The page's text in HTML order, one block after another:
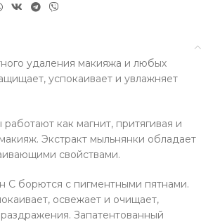
удаления макияжа и любых
успокаивает и увлажняет
как магнит, притягивая и
Экстракт мыльнянки обладает
свойствами.
С борются с пигментными пятнами.
освежает и очищает,
Запатентованный